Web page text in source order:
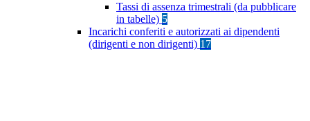
Tassi di assenza trimestrali (da pubblicare
in tabelle) 5
Incarichi conferiti e autorizzati ai dipendenti
(dirigenti e non dirigenti) 17